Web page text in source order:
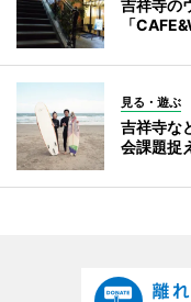
吉祥寺の
「
見る・遊ぶ
吉祥寺な
会課題捉